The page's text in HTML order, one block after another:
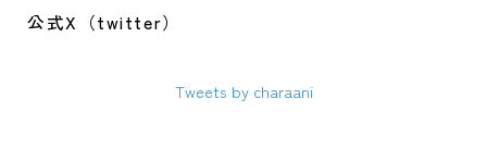
公式X（twitter）
Tweets by charaani